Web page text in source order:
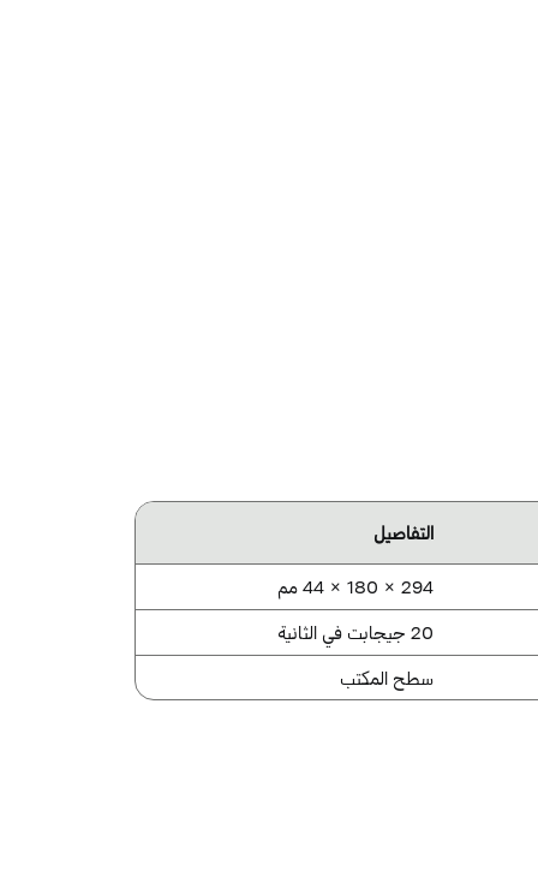
التفاصيل
294 × 180 × 44 مم
20 جيجابت في الثانية
سطح المكتب